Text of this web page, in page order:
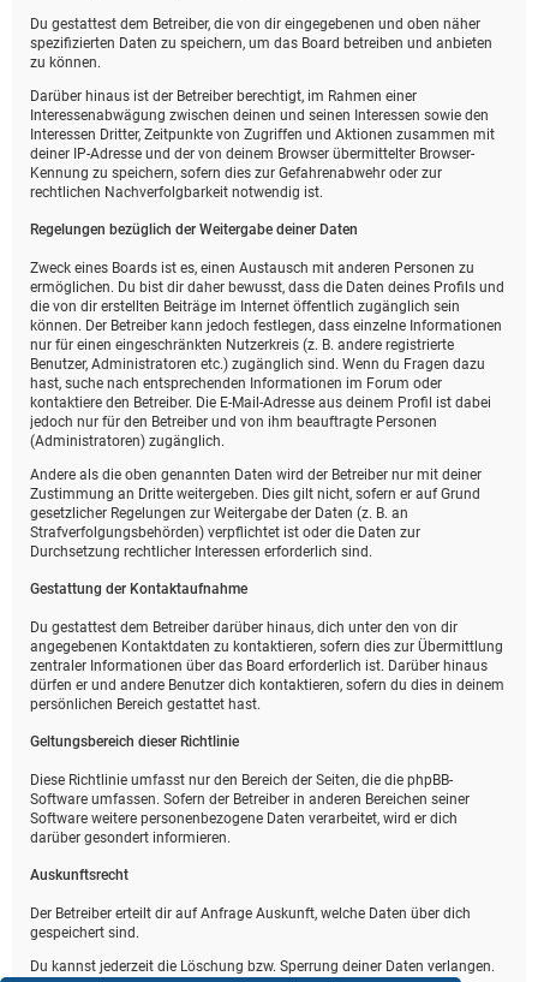
Du gestattest dem Betreiber, die von dir eingegebenen und oben näher
spezifizierten Daten zu speichern, um das Board betreiben und anbieten
zu können.
Darüber hinaus ist der Betreiber berechtigt, im Rahmen einer
Interessenabwägung zwischen deinen und seinen Interessen sowie den
Interessen Dritter, Zeitpunkte von Zugriffen und Aktionen zusammen mit
deiner IP-Adresse und der von deinem Browser übermittelter Browser-
Kennung zu speichern, sofern dies zur Gefahrenabwehr oder zur
rechtlichen Nachverfolgbarkeit notwendig ist.
Regelungen bezüglich der Weitergabe deiner Daten
Zweck eines Boards ist es, einen Austausch mit anderen Personen zu
ermöglichen. Du bist dir daher bewusst, dass die Daten deines Profils und
die von dir erstellten Beiträge im Internet öffentlich zugänglich sein
können. Der Betreiber kann jedoch festlegen, dass einzelne Informationen
nur für einen eingeschränkten Nutzerkreis (z. B. andere registrierte
Benutzer, Administratoren etc.) zugänglich sind. Wenn du Fragen dazu
hast, suche nach entsprechenden Informationen im Forum oder
kontaktiere den Betreiber. Die E-Mail-Adresse aus deinem Profil ist dabei
jedoch nur für den Betreiber und von ihm beauftragte Personen
(Administratoren) zugänglich.
Andere als die oben genannten Daten wird der Betreiber nur mit deiner
Zustimmung an Dritte weitergeben. Dies gilt nicht, sofern er auf Grund
gesetzlicher Regelungen zur Weitergabe der Daten (z. B. an
Strafverfolgungsbehörden) verpflichtet ist oder die Daten zur
Durchsetzung rechtlicher Interessen erforderlich sind.
Gestattung der Kontaktaufnahme
Du gestattest dem Betreiber darüber hinaus, dich unter den von dir
angegebenen Kontaktdaten zu kontaktieren, sofern dies zur Übermittlung
zentraler Informationen über das Board erforderlich ist. Darüber hinaus
dürfen er und andere Benutzer dich kontaktieren, sofern du dies in deinem
persönlichen Bereich gestattet hast.
Geltungsbereich dieser Richtlinie
Diese Richtlinie umfasst nur den Bereich der Seiten, die die phpBB-
Software umfassen. Sofern der Betreiber in anderen Bereichen seiner
Software weitere personenbezogene Daten verarbeitet, wird er dich
darüber gesondert informieren.
Auskunftsrecht
Der Betreiber erteilt dir auf Anfrage Auskunft, welche Daten über dich
gespeichert sind.
Du kannst jederzeit die Löschung bzw. Sperrung deiner Daten verlangen.